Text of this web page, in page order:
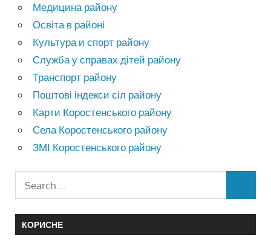
Медицина району
Освіта в районі
Культура и спорт району
Служба у справах дітей району
Транспорт району
Поштові індекси сіл району
Карти Коростенського району
Села Коростенського району
ЗМІ Коростенського району
КОРИСНЕ